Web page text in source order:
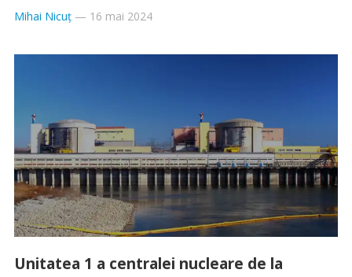
Mihai Nicuț— 16 mai 2024
Unitatea 1 a centralei nucleare de la